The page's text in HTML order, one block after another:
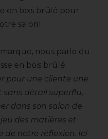
en bois brûlé pour
salon!
nous parle du
en bois brûlé:
pour une cliente une
sans détail superflu,
dans son salon de
des matières et
de notre réflexion. Ici